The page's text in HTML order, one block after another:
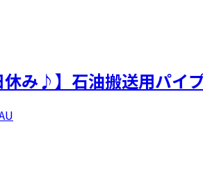
休み♪】石油搬送用パイ